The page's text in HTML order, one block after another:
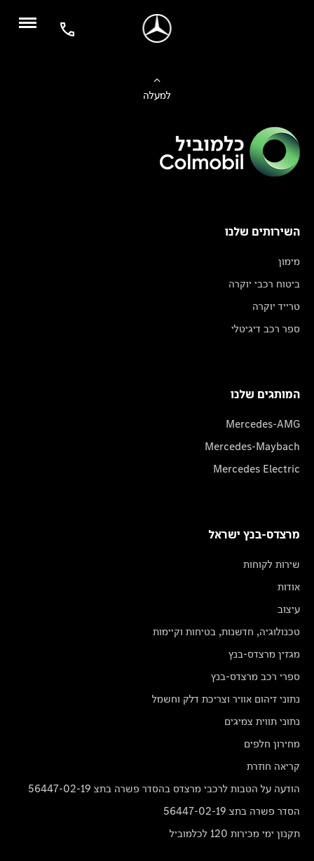
למעלה
השירותים שלנו
מימון
ביטוח רכבי יוקרה
טרייד יוקרה
ספר רכב דיגיטלי
המותגים שלנו
Mercedes-AMG
Mercedes-Maybach
Mercedes Electric
מרצדס-בנץ ישראל
שירות לקוחות
אודות
עיצוב
טכנולוגיה, חדשנות, בטיחות וקיימות
מגזין מרצדס-בנץ
ספרי רכב מרצדס-בנץ
נתוני זיהום אוויר וצריכת דלק וחשמל
נתוני תווית צמיגים
מחירון חלפים
קריאה חוזרת
הודעה על הטבות לרכבי מרצדס בהסדר פשרה בתצ 56447-02-19
הסדר פשרה בתצ 56447-02-19
תקנון ימי מכירות 120 לכלמוביל